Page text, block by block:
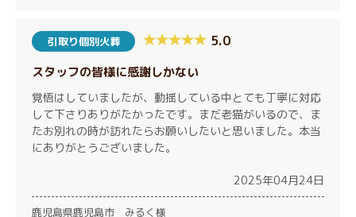
引取り個別火葬 5.0
スタッフの皆様に感謝しかない
覚悟はしていましたが、動揺している中とても丁寧に対応
して下さりありがたかったです。まだ老猫がいるので、ま
たお別れの時が訪れたらお願いしたいと思いました。本当
にありがとうございました。
2025年04月24日
鹿児島県鹿児島市 みるく様